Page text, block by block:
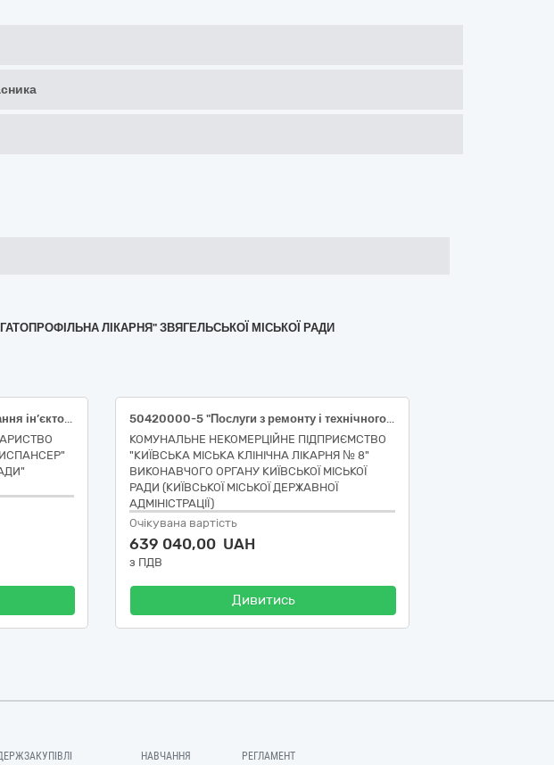
ЛІКАРНЯ" ЗВЯГЕЛЬСЬКОЇ МІСЬКОЇ РАДИ
Послуги з технічного обслуговування ін’єктора Accutron CT (виробництво MEDTRON AG) за кодом ДК 021:2015 - 50420000-5 «Послуги з ремонту і технічного обслуговування медичного та хірургічного обладнання» (ДК 021:2015 -50421000-2 Послуги з ремонту і технічного обслуговування медичного обладнання)
50420000-5 "Послуги з ремонту і технічного обслуговування медичного та хірургічного обладнання", 50421000-2Послуги з ремонту і технічного обслуговування медичного обладнання (ремонт ендоскопічних апаратів )
КОМУНАЛЬНЕ НЕКОМЕРЦІЙНЕ ПІДПРИЄМСТВО
"КИЇВСЬКА МІСЬКА КЛІНІЧНА ЛІКАРНЯ № 8"
ВИКОНАВЧОГО ОРГАНУ КИЇВСЬКОЇ МІСЬКОЇ
РАДИ (КИЇВСЬКОЇ МІСЬКОЇ ДЕРЖАВНОЇ
АДМІНІСТРАЦІЇ)
Очікувана вартість
639 040,00 UAH
з ПДВ
Дивитись
ДЕРЖЗАКУПІВЛІ НАВЧАННЯ РЕГЛАМЕНТ